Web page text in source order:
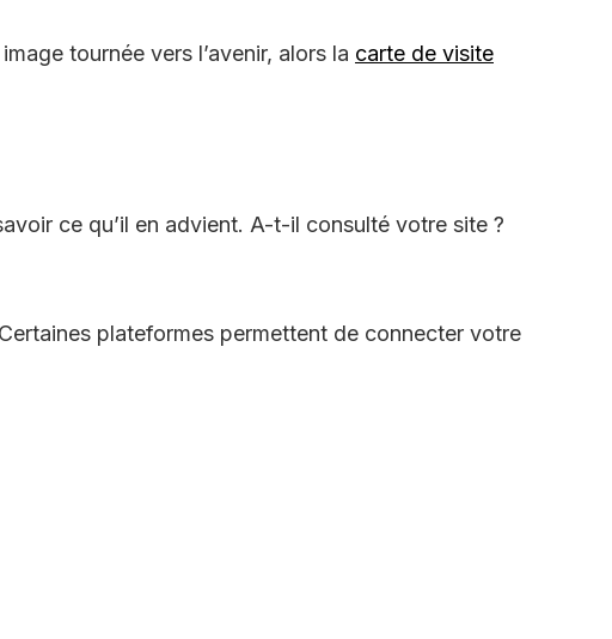
tournée vers l’avenir, alors la carte de visite
ce qu’il en advient. A-t-il consulté votre site ?
plateformes permettent de connecter votre